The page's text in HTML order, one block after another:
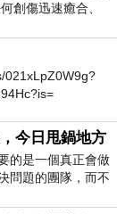
創傷迅速癒合、
021xLpZ0W9g?
今日甩鍋地方
的是一個真正會做
問題的團隊，而不
近民進黨